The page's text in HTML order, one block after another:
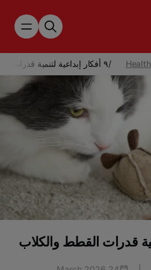
Health
/٩ أفكار إبداعية لتنمية قدرات القطط والكلاب